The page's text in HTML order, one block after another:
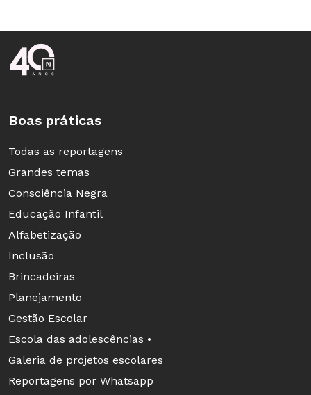
Rodapé da Nova Escola
Boas práticas
Todas as reportagens
Grandes temas
Consciência Negra
Educação Infantil
Alfabetização
Inclusão
Brincadeiras
Planejamento
Gestão Escolar
Escola das adolescências •
Galeria de projetos escolares
Reportagens por Whatsapp